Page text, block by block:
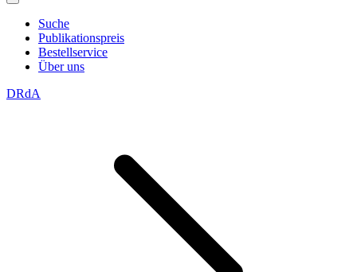
Suche
Publikationspreis
Bestellservice
Über uns
DRdA